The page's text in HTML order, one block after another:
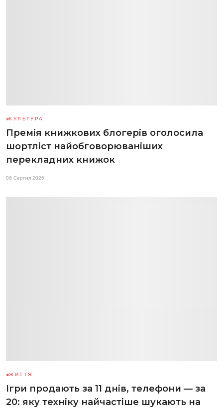
КУЛЬТУРА
Премія книжкових блогерів оголосила
шортліст найобговорюваніших
перекладних книжок
06 Серпня 2026
ЖИТТЯ
Ігри продають за 11 днів, телефони — за
20: яку техніку найчастіше шукають на